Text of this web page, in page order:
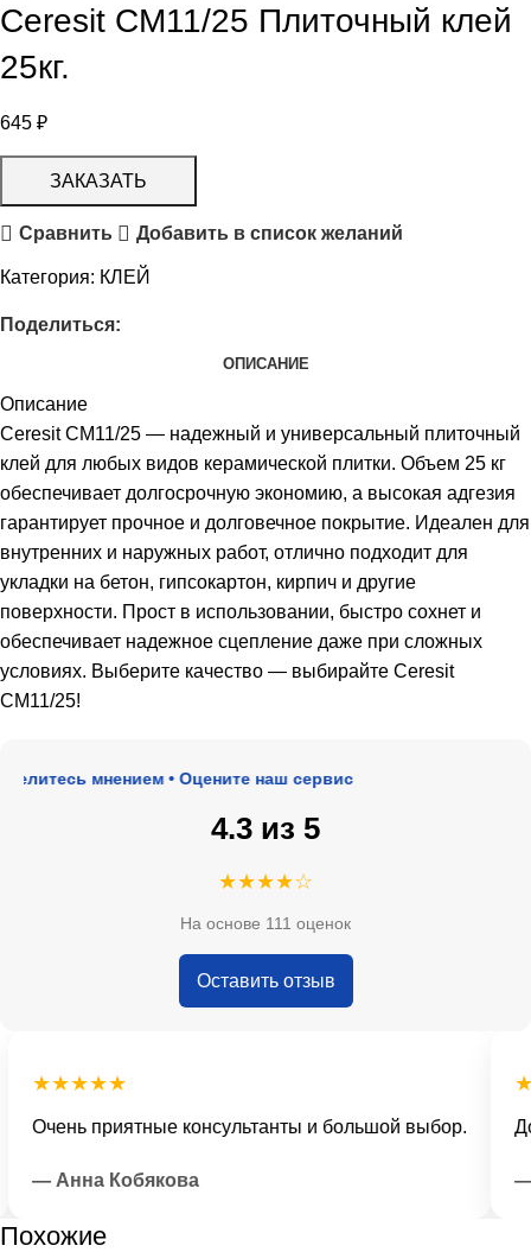
Ceresit CM11/25 Плиточный клей
25кг.
645 ₽
ЗАКАЗАТЬ
Сравнить Добавить в список желаний
Категория: КЛЕЙ
Поделиться:
ОПИСАНИЕ
Описание
Ceresit CM11/25 — надежный и универсальный плиточный
клей для любых видов керамической плитки. Объем 25 кг
обеспечивает долгосрочную экономию, а высокая адгезия
гарантирует прочное и долговечное покрытие. Идеален для
внутренних и наружных работ, отлично подходит для
укладки на бетон, гипсокартон, кирпич и другие
поверхности. Прост в использовании, быстро сохнет и
обеспечивает надежное сцепление даже при сложных
условиях. Выберите качество — выбирайте Ceresit
CM11/25!
мнением • Оцените наш сервис
4.3 из 5
★★★★☆
На основе 111 оценок
Оставить отзыв
★★★★★
Очень приятные консультанты и большой выбор.
— Анна Кобякова —
Похожие